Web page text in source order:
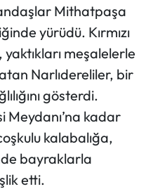
Mithatpaşa
yürüdü. Kırmızı
meşalelerle
Narlıdereliler, bir
gösterdi.
kadar
kalabalığa,
bayraklarla
etti.